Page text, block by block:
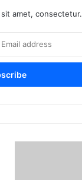
amet, consectetur.